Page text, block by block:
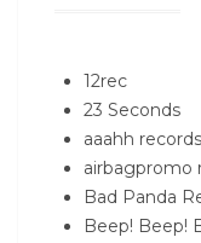
12rec
23 Seconds
aaahh records
airbagpromo
Bad Panda
Beep! Beep!